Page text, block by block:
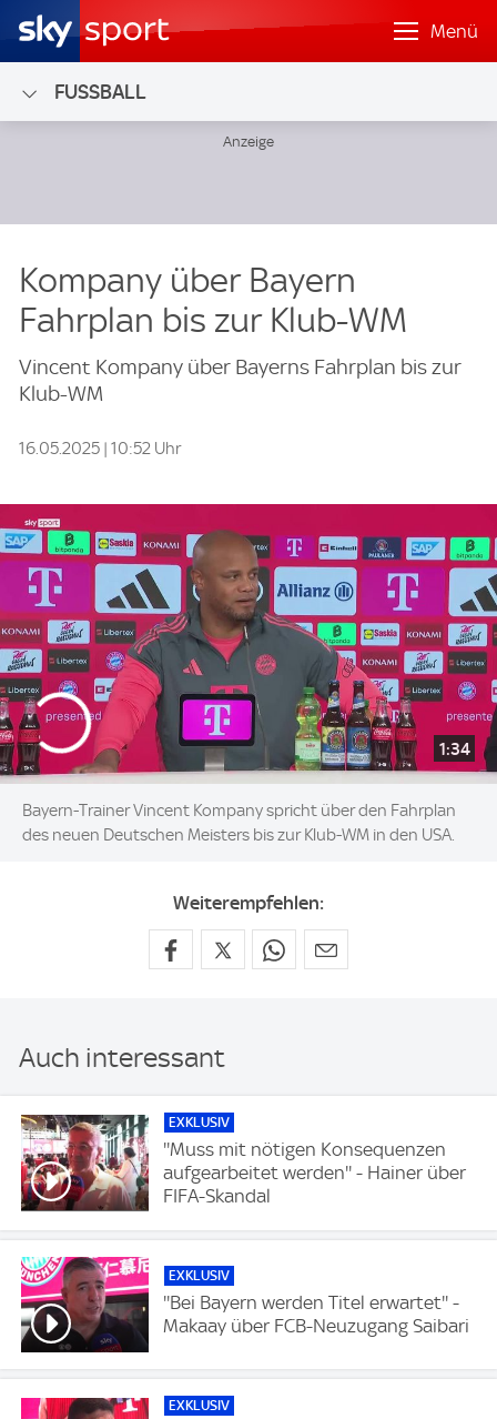
Menü
FUSSBALL
Kompany über Bayern
Fahrplan bis zur Klub-WM
Vincent Kompany über Bayerns Fahrplan bis zur
Klub-WM
16.05.2025 | 10:52 Uhr
1:34
Bayern-Trainer Vincent Kompany spricht über den Fahrplan
des neuen Deutschen Meisters bis zur Klub-WM in den USA.
Weiterempfehlen:
Auch interessant
EXKLUSIV
''Muss mit nötigen Konsequenzen
aufgearbeitet werden'' - Hainer über
FIFA-Skandal
EXKLUSIV
''Bei Bayern werden Titel erwartet'' -
Makaay über FCB-Neuzugang Saibari
EXKLUSIV